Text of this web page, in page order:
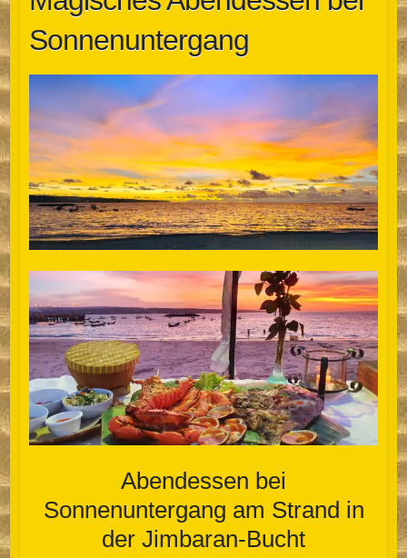
Sonnenuntergang
Abendessen bei
Sonnenuntergang am Strand in
der Jimbaran-Bucht